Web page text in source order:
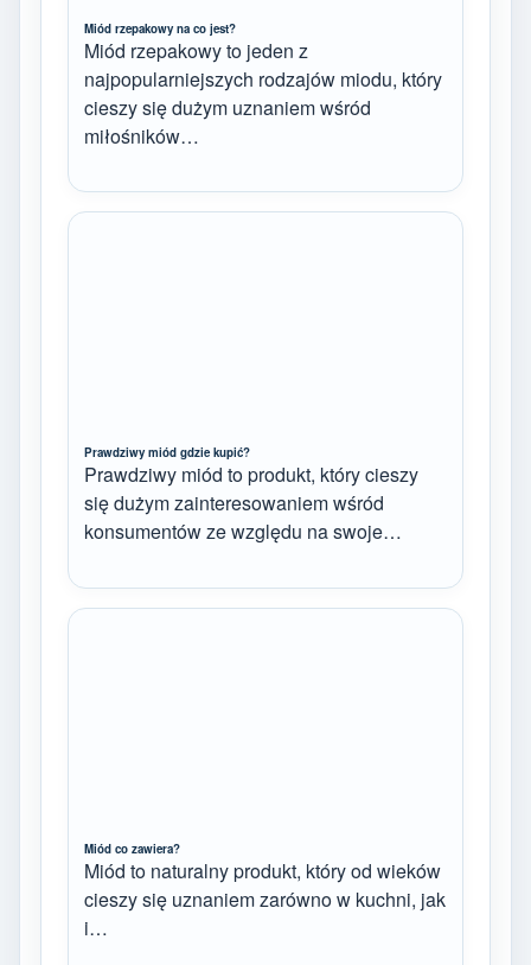
Miód rzepakowy na co jest?
Miód rzepakowy to jeden z
najpopularniejszych rodzajów miodu, który
cieszy się dużym uznaniem wśród
miłośników…
Prawdziwy miód gdzie kupić?
Prawdziwy miód to produkt, który cieszy
się dużym zainteresowaniem wśród
konsumentów ze względu na swoje…
Miód co zawiera?
Miód to naturalny produkt, który od wieków
cieszy się uznaniem zarówno w kuchni, jak
i…